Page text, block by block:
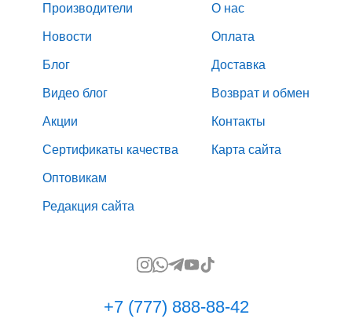
Производители
Новости
Блог
Видео блог
Акции
Сертификаты качества
Оптовикам
Редакция сайта
О нас
Оплата
Доставка
Возврат и обмен
Контакты
Карта сайта
+7 (777) 888-88-42